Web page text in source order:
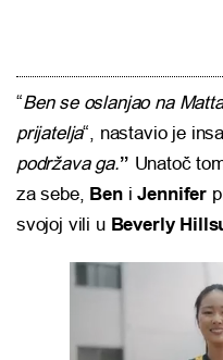
“Ben se oslanjao na
prijatelja“, nastavio je
podržava ga.” Unatoč
za sebe, BeniJennifer
svojoj vili u Beverly